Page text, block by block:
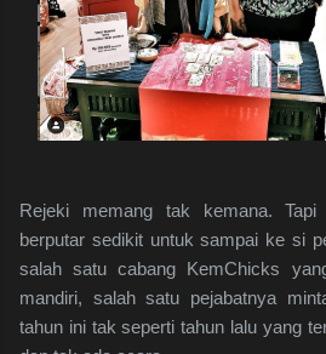
Rejeki memang tak kemana.
berputar sedikit untuk sampai ke si
salah satu cabang KemChicks
mandiri, salah satu pejabatnya
tahun ini tak seperti tahun lalu yang